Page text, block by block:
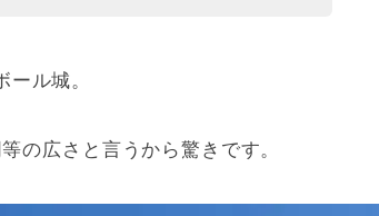
ル城。
の広さと言うから驚きです。